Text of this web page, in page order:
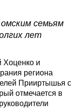
семьям
лет
Хоценко и
региона
Прииртышья с
отмечается в